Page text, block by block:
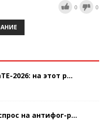
0 0
2026: на этот р...
на антифог-р...